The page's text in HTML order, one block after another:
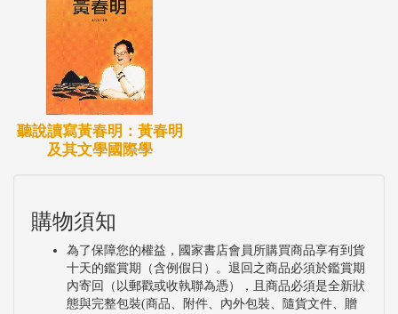
聽說讀寫黃春明：黃春明
及其文學國際學
購物須知
為了保障您的權益，國家書店會員所購買商品享有到貨
十天的鑑賞期（含例假日）。退回之商品必須於鑑賞期
內寄回（以郵戳或收執聯為憑），且商品必須是全新狀
態與完整包裝(商品、附件、內外包裝、隨貨文件、贈